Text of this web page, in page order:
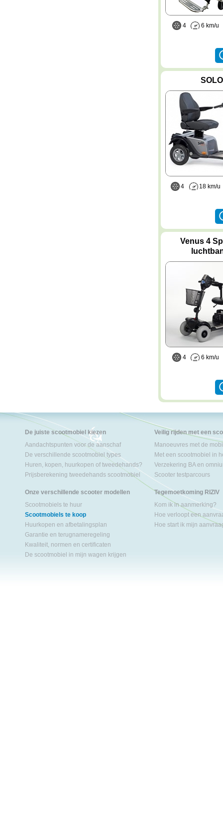
4 6 km/u
4 18 km/
Venus 4
4 6 km/u
De juiste scootmobiel kiezen
Aandachtspunten voor de aanschaf
De verschillende scootmobiel types
Huren, kopen, huurkopen of tweedehands?
Prijsberekening tweedehands scootmobiel
Onze verschillende scooter modellen
Scootmobiels te huur
Scootmobiels te koop
Huurkopen en afbetalingsplan
Garantie en terugnameregeling
Kwaliteit, normen en certificaten
De scootmobiel in mijn wagen krijgen
Veilig rijden met een
Manoeuvres met de
Met een scootmobiel in
Verzekering BA en
Scooter testparcours
Tegemoetkoming RIZIV
Kom ik in aanmerking?
Hoe verloopt een
Hoe start ik mijn